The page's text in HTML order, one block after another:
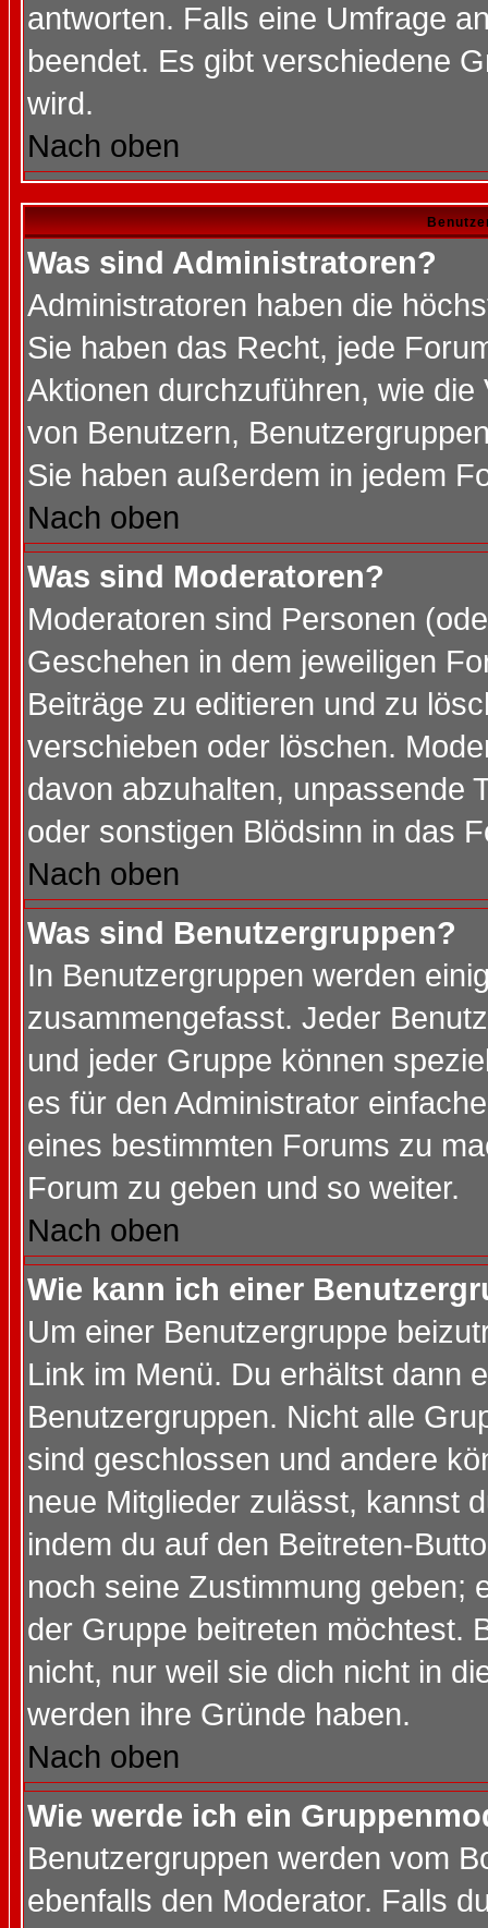
antworten. Falls eine Umfrage
beendet. Es gibt verschiedene
wird.
Nach oben
Was sind Administratoren?
Administratoren haben die
Sie haben das Recht, jede
Aktionen durchzuführen, wie
von Benutzern,
Sie haben außerdem in jedem
Nach oben
Was sind Moderatoren?
Moderatoren sind Personen
Geschehen in dem jeweiligen
Beiträge zu editieren und zu
verschieben oder löschen.
davon abzuhalten, unpassende
oder sonstigen Blödsinn in das
Nach oben
Was sind Benutzergruppen?
In Benutzergruppen werden
zusammengefasst. Jeder
und jeder Gruppe können
es für den Administrator
eines bestimmten Forums zu
Forum zu geben und so weiter.
Nach oben
Wie kann ich einer
Um einer Benutzergruppe
Link im Menü. Du erhältst dann
Benutzergruppen. Nicht alle
sind geschlossen und andere
neue Mitglieder zulässt, kannst
indem du auf den Beitreten-
noch seine Zustimmung geben;
der Gruppe beitreten möchtest.
nicht, nur weil sie dich nicht in
werden ihre Gründe haben.
Nach oben
Wie werde ich ein
Benutzergruppen werden vom
ebenfalls den Moderator. Falls